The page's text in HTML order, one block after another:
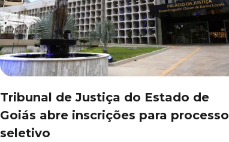
Tribunal de Justiça do Estado de
Goiás abre inscrições para processo
seletivo